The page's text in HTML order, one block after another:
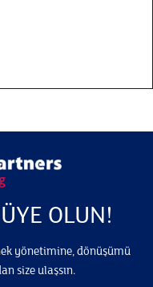
OLUN!
yönetimine, dönüşümü
size ulaşsın.